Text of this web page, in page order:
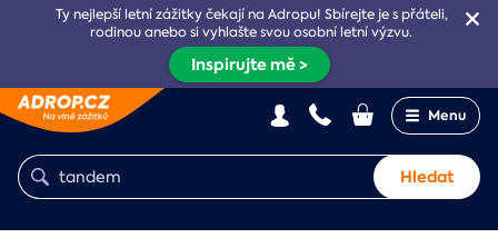
Ty nejlepší letní zážitky čekají na Adropu! Sbírejte je s přáteli,
rodinou anebo si vyhlašte svou osobní letní výzvu.
Inspirujte mě >
Menu
Hledat